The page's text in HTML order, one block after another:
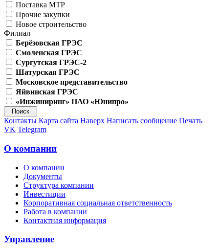
Поставка МТР
Прочие закупки
Новое строительство
Филиал
Берёзовская ГРЭС
Смоленская ГРЭС
Сургутская ГРЭС-2
Шатурская ГРЭС
Московское представительство
Яйвинская ГРЭС
«Инжиниринг» ПАО «Юнипро»
Контакты Карта сайта Наверх Написать сообщение Печать
VK Telegram
О компании
О компании
Документы
Структура компании
Инвестиции
Корпоративная социальная ответственность
Работа в компании
Контактная информация
Управление